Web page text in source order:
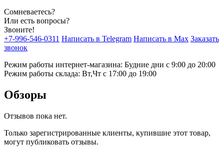
Сомневаетесь?
Или есть вопросы?
Звоните!
+7-996-546-0311 Написать в Telegram Написать в Max Заказать
звонок
Режим работы интернет-магазина: Будние дни с 9:00 до 20:00
Режим работы склада: Вт,Чт с 17:00 до 19:00
Обзоры
Отзывов пока нет.
Только зарегистрированные клиенты, купившие этот товар,
могут публиковать отзывы.